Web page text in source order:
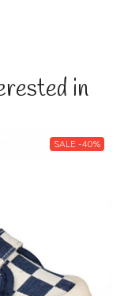
in
SALE -40%